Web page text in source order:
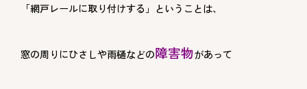
「網戸レールに取り付けする」ということは、
窓の周りにひさしや雨樋などの障害物があって